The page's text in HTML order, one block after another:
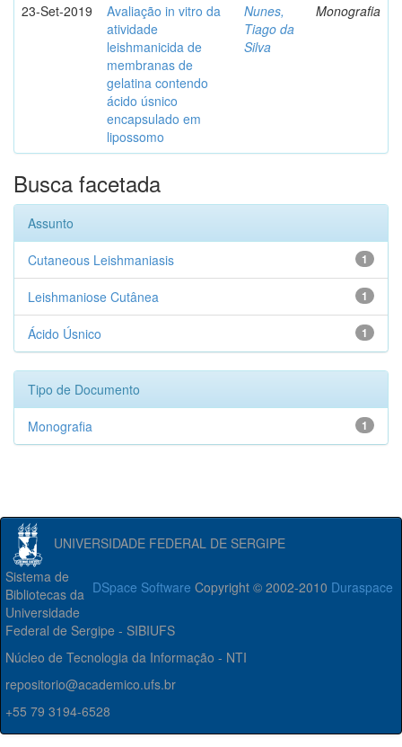
23-Set-2019
Avaliação in vitro da
atividade
leishmanicida de
membranas de
gelatina contendo
ácido úsnico
encapsulado em
lipossomo
Nunes,
Tiago da
Silva
Monografia
Busca facetada
Assunto
1
Cutaneous Leishmaniasis
1
Leishmaniose Cutânea
1
Ácido Úsnico
Tipo de Documento
1
Monografia
UNIVERSIDADE FEDERAL DE SERGIPE
DSpace Software Copyright © 2002-2010 Duraspace
Sistema de
Bibliotecas da
Universidade
Federal de Sergipe - SIBIUFS
Núcleo de Tecnologia da Informação - NTI
repositorio@academico.ufs.br
+55 79 3194-6528